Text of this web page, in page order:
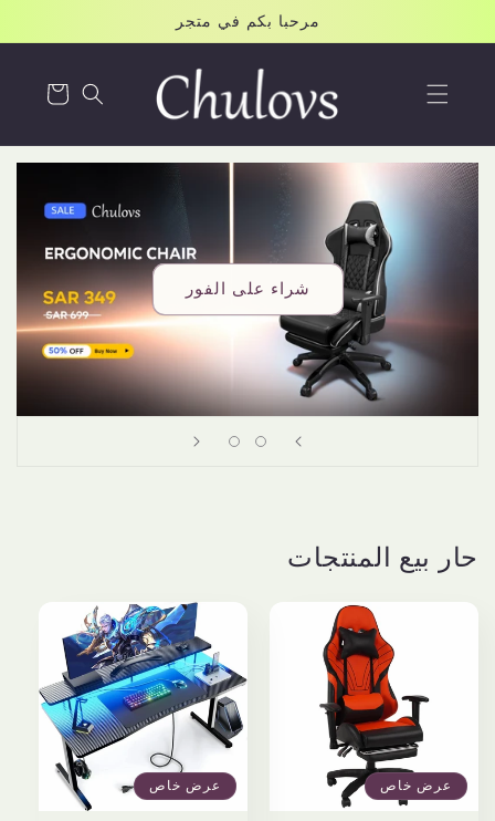
مرحبا بكم في متجر
Cart
شراء على الفور
بيع المنتجات
عرض خاص عرض خاص